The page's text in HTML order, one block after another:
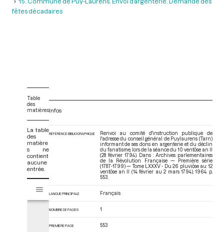
fêtes décadaires
Table
des
matières
La table
des
matière
s ne
contient
aucune
entrée.
s
Infos
RÉFÉRENCE BIBLIOGRAPHIQUE
Renvoi au comité d'instruction publique de
l'adresse du conseil général de Puylaurens (Tarn)
informant de ses dons en argenterie et du déclin
du fanatisme, lors de la séance du 10 ventôse an II
(28 février 1794). Dans : Archives parlementaires
de la Révolution Française — Première série
(1787-1799) — Tome LXXXV - Du 26 pluviôse au 12
ventôse an II (14 février au 2 mars 1794). 1964. p.
553.
LANGUE PRINCIPALE Français
NOMBRE DE PAGES 1
PREMIÈRE PAGE 553